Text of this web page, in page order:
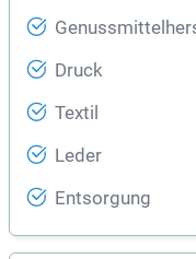
Druck
Textil
Leder
Entsorgung